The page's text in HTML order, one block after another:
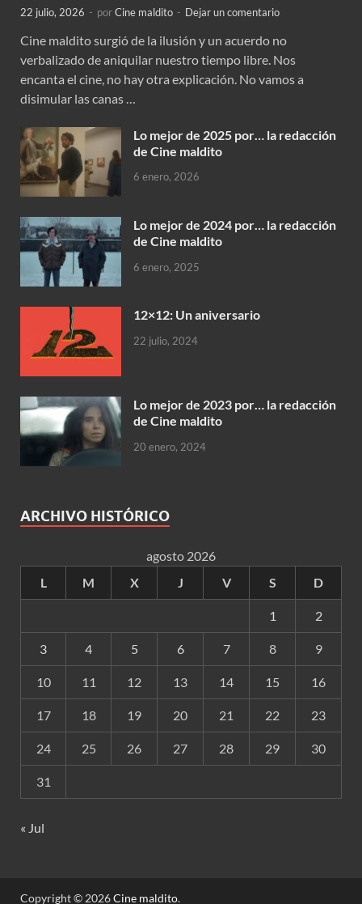
22 julio, 2026 - porCine maldito - Dejar un comentario
Cine maldito surgió de la ilusión y un acuerdo no
verbalizado de aniquilar nuestro tiempo libre. Nos
encanta el cine, no hay otra explicación. No vamos a
disimular las canas …
Lo mejor de 2025 por… la redacción
de Cine maldito
6 enero, 2026
Lo mejor de 2024 por… la redacción
de Cine maldito
6 enero, 2025
12×12: Un aniversario
22 julio, 2024
Lo mejor de 2023 por… la redacción
de Cine maldito
20 enero, 2024
ARCHIVO HISTÓRICO
agosto 2026
L
M X J V S D
1 2
3 4 5 6 7 8 9
10 11 12 13 14 15 16
17 18 19 20 21 22 23
24 25 26 27 28 29 30
31
« Jul
Copyright © 2026Cine maldito.